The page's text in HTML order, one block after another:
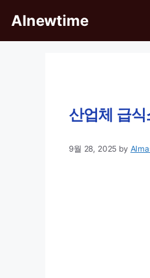
AInewtime
산업체 급
9월 28, 2025 by